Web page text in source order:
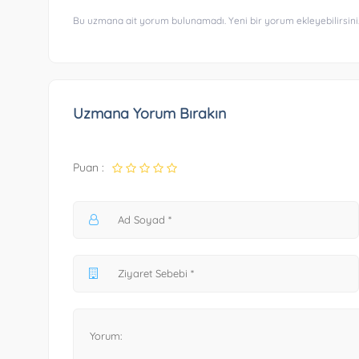
Bu uzmana ait yorum bulunamadı. Yeni bir yorum
Uzmana Yorum Bırakın
Puan :